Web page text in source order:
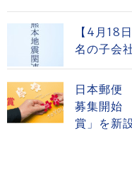
【4月18
名の子会
日本郵便
募集開始
賞」を新